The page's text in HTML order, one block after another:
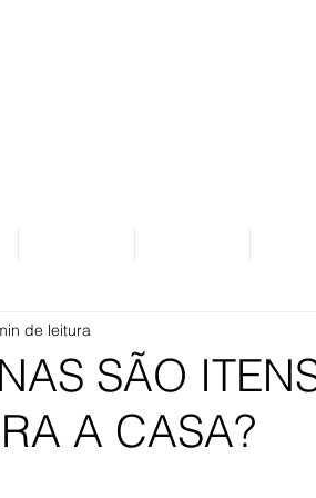
SÃO
A CASA?
de leitura